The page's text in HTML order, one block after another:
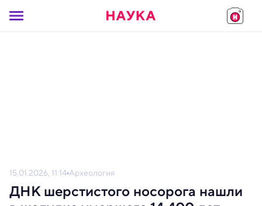
15.01.2026, 11:14 Археология
ДНК шерстистого носорога нашли